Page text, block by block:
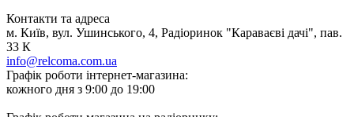
Контакти та адреса
м. Київ, вул. Ушинського, 4, Радіоринок "Караваєві дачі", пав.
33 К
info@relcoma.com.ua
Графік роботи інтернет-магазина:
кожного дня з 9:00 до 19:00